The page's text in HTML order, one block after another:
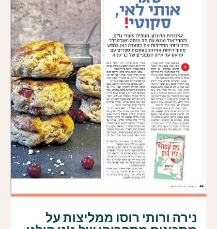
נירה ורותי רוסו ממליצות על